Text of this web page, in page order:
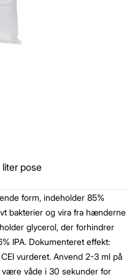
pose
form, indeholder 85%
bakterier og vira fra hænderne
glycerol, der forhindrer
IPA. Dokumenteret effekt:
CEI vurderet. Anvend 2-3 ml på
våde i 30 sekunder for